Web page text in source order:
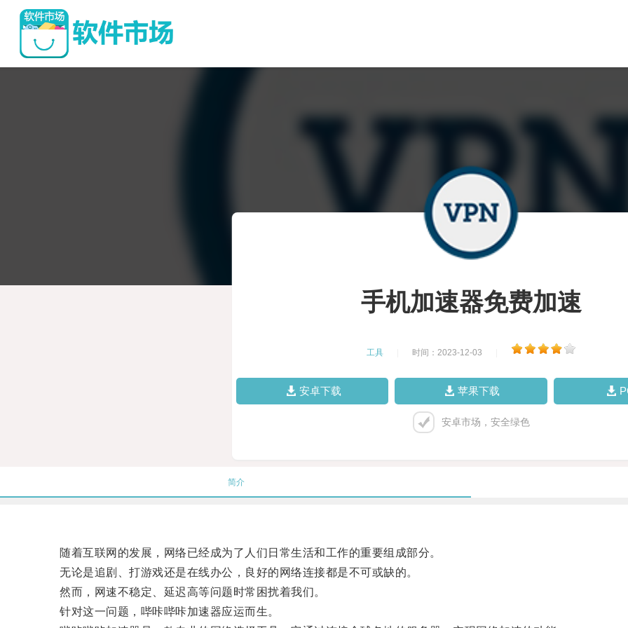
手机加速器免费加速
工具 时间：2023-12-03
安卓下载 苹果下载
安卓市场，安全绿色
简介
随着互联网的发展，网络已经成为了人们日常生活和工作的重要组成部分。
无论是追剧、打游戏还是在线办公，良好的网络连接都是不可或缺的。
然而，网速不稳定、延迟高等问题时常困扰着我们。
针对这一问题，哔咔哔咔加速器应运而生。